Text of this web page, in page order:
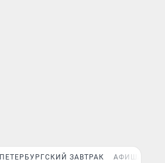
ПЕТЕРБУРГСКИЙ ЗАВТРАК АФИША PLUS